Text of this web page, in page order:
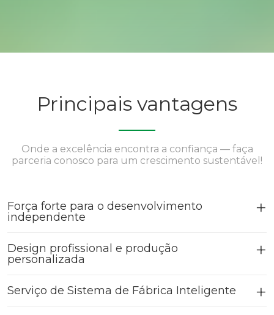
Principais vantagens
Onde a excelência encontra a confiança — faça
parceria conosco para um crescimento sustentável!
Força forte para o desenvolvimento
independente
Design profissional e produção
personalizada
Serviço de Sistema de Fábrica Inteligente